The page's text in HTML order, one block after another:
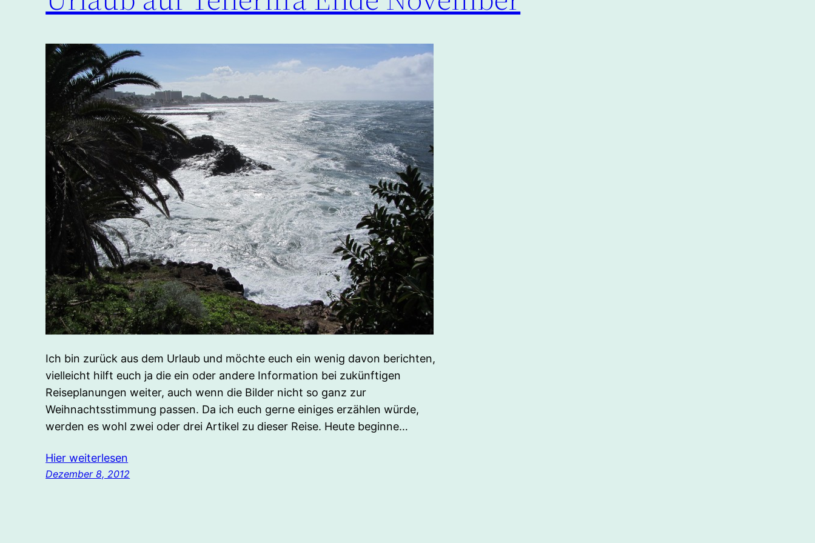
Ich bin zurück aus dem Urlaub und möchte euch ein wenig davon berichten,
vielleicht hilft euch ja die ein oder andere Information bei zukünftigen
Reiseplanungen weiter, auch wenn die Bilder nicht so ganz zur
Weihnachtsstimmung passen. Da ich euch gerne einiges erzählen würde,
werden es wohl zwei oder drei Artikel zu dieser Reise. Heute beginne…
Hier weiterlesen
Dezember 8, 2012